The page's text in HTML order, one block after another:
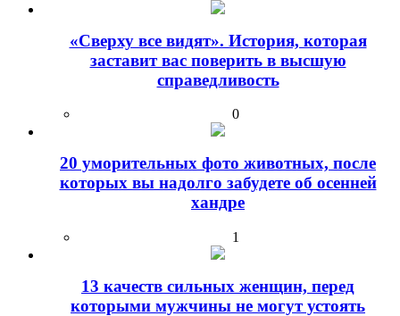
«Сверху все видят». История, которая
заставит вас поверить в высшую
справедливость
0
20 уморительных фото животных, после
которых вы надолго забудете об осенней
хандре
1
13 качеств сильных женщин, перед
которыми мужчины не могут устоять